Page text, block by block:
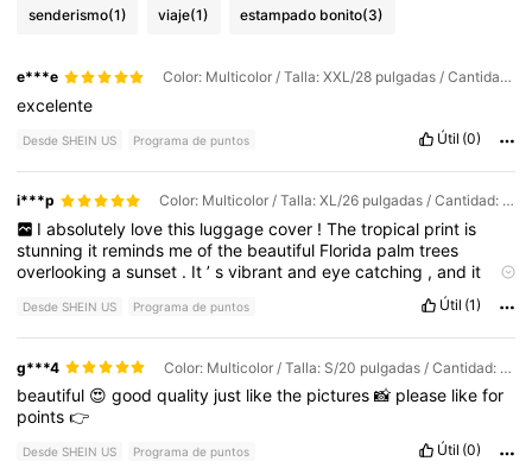
senderismo(1) viaje(1) estampado bonito(3)
e***e Color: Multicolor / Talla: XXL/28 pulgadas / Cantidad: Cocotero 4
excelente
Desde SHEIN US Programa de puntos Útil (0)
i***p Color: Multicolor / Talla: XL/26 pulgadas / Cantidad: Cocotero al atardecer
I absolutely love this luggage cover ! The tropical print is
stunning it reminds meofthe beautiful Florida palmtrees
overlookingasunset . It’svibrantandeyecatching ,and it
fits
perfectlyand feelssturdy.Can withit!
Desde SHEIN US Programa de puntos Útil (1)
g***4 Color: Multicolor / Talla: S/20 pulgadas / Cantidad: Árbol de coco 1
beautiful 😍goodquality just likethe pictures📸 please likefor
points👉
Desde SHEIN US Programa de puntos Útil (0)